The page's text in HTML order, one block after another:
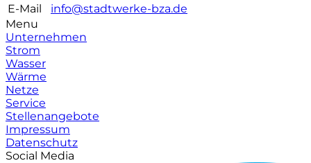
E-Mail
info@stadtwerke-bza.de
Menu
Unternehmen
Strom
Wasser
Wärme
Netze
Service
Stellenangebote
Impressum
Datenschutz
Social Media